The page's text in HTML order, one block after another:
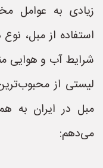
زیادی به عوامل
استفاده از مبل،
شرایط آب و هوایی
لیستی از
مبل در ایران به
می‌دهم: